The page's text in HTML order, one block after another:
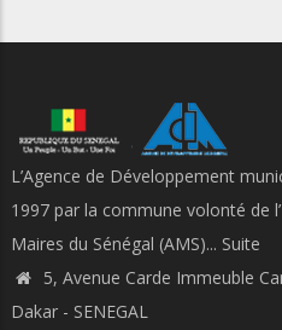
L’Agence de Développement
1997 par la commune volonté de
Maires du Sénégal (AMS)... Suite
5, Avenue Carde Immeuble
Dakar - SENEGAL